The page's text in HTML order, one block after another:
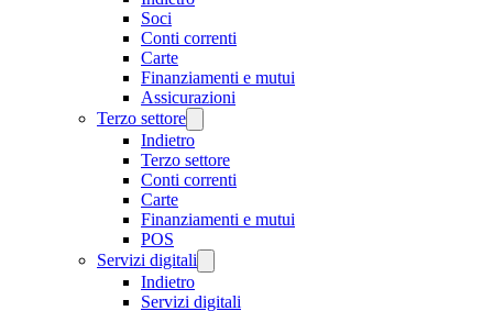
Soci
Conti correnti
Carte
Finanziamenti e mutui
Assicurazioni
Terzo settore
Indietro
Terzo settore
Conti correnti
Carte
Finanziamenti e mutui
POS
Servizi digitali
Indietro
Servizi digitali